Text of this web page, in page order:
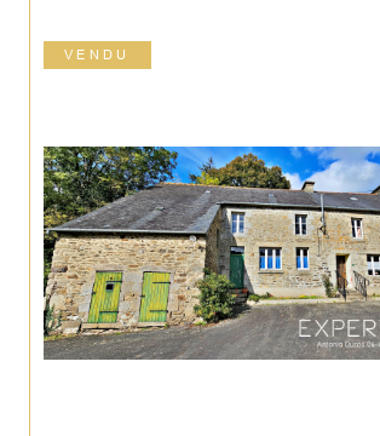
VENDU